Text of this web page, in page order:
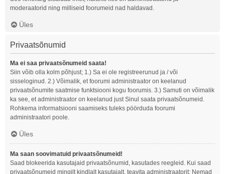
moderaatorid ning milliseid foorumeid nad haldavad.
Üles
Privaatsõnumid
Ma ei saa privaatsõnumeid saata!
Siin võib olla kolm põhjust; 1.) Sa ei ole registreerunud ja / või
sisseloginud. 2.) Võimalik, et foorumi administraator on keelanud
privaatsõnumite saatmise funktsiooni kogu foorumis. 3.) Samuti on võimalik
ka see, et administraator on keelanud just Sinul saata privaatsõnumeid.
Rohkema informatsiooni saamiseks tuleks pöörduda foorumi
administraatori poole.
Üles
Ma saan soovimatuid privaatsõnumeid!
Saad blokeerida kasutajaid privaatsõnumid, kasutades reegleid. Kui saad
privaatsõnumeid mingilt kindlalt kasutajalt, teavita administraatorit; Nemad